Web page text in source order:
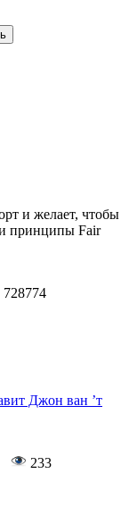
и желает, чтобы
принципы Fair
728774
Джон ван ’т
233